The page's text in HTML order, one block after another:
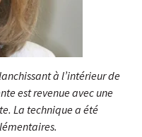
à l’intérieur de
est revenue avec une
La technique a été